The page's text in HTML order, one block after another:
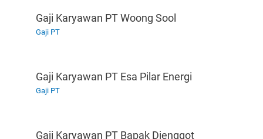
Gaji Karyawan PT Woong Sool
Gaji PT
Gaji Karyawan PT Esa Pilar Energi
Gaji PT
Gaji Karyawan PT Bapak Djenggot